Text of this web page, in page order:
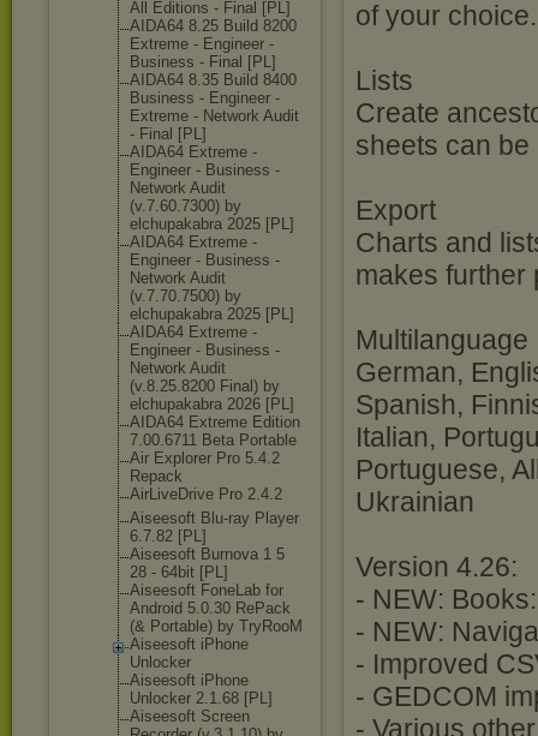
All Editions - Final [PL]
AIDA64 8.25 Build 8200
Extreme - Engineer -
Business - Final [PL]
AIDA64 8.35 Build 8400
Business - Engineer -
Extreme - Network Audit
- Final [PL]
AIDA64 Extreme -
Engineer - Business -
Network Audit
(v.7.60.7300) by
elchupakabra 2025 [PL]
AIDA64 Extreme -
Engineer - Business -
Network Audit
(v.7.70.7500) by
elchupakabra 2025 [PL]
AIDA64 Extreme -
Engineer - Business -
Network Audit
(v.8.25.8200 Final) by
elchupakabra 2026 [PL]
AIDA64 Extreme Edition
7.00.6711 Beta Portable
Air Explorer Pro 5.4.2
Repack
AirLiveDrive Pro 2.4.2
Aiseesoft Blu-ray Player
6.7.82 [PL]
Aiseesoft Burnova 1 5
28 - 64bit [PL]
Aiseesoft FoneLab for
Android 5.0.30 RePack
(& Portable) by TryRooM
Aiseesoft iPhone
Unlocker
Aiseesoft iPhone
Unlocker 2.1.68 [PL]
Aiseesoft Screen
of your
Lists
Create
sheets can be
Export
Charts and
makes further
Multilanguage
German,
Spanish,
Italian,
Portuguese,
Ukrainian
Version 4.26:
- NEW:
- NEW:
- Improved
- GEDCOM
- Various